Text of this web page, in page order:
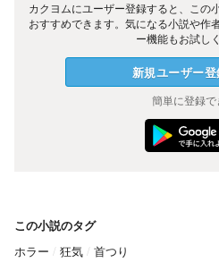
カクヨムにユーザー登録すると、こ
おすすめできます。気になる小説や作
ー機能もお試し
新規ユーザー登
簡単に登録で
この小説のタグ
ホラー
狂気 首つり